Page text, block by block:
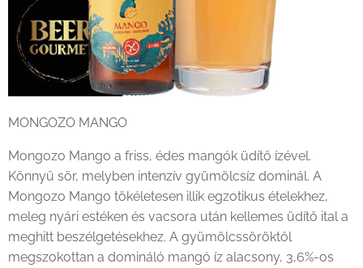
MONGOZO MANGO
Mongozo Mango a friss, édes mangók üdítő ízével.
Könnyű sör, melyben intenzív gyümölcsíz dominál. A
Mongozo Mango tökéletesen illik egzotikus ételekhez,
meleg nyári estéken és vacsora után kellemes üdítő ital a
meghitt beszélgetésekhez. A gyümölcssöröktől
megszokottan a domináló mangó íz alacsony, 3,6%-os